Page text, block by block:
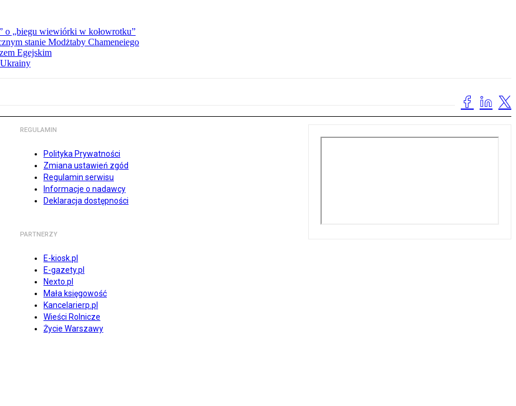
o „biegu wiewiórki w kołowrotku”
stanie Modżtaby Chameneiego
Egejskim
REGULAMIN
Polityka Prywatności
Zmiana ustawień zgód
Regulamin serwisu
Informacje o nadawcy
Deklaracja dostępności
PARTNERZY
E-kiosk.pl
E-gazety.pl
Nexto.pl
Mała księgowość
Kancelarierp.pl
Wieści Rolnicze
Życie Warszawy